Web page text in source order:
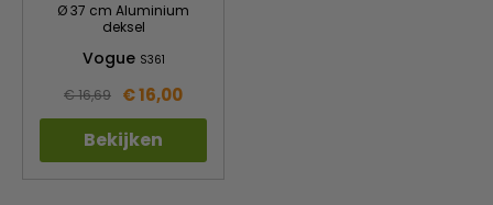
Ø 37 cm Aluminium
deksel
Vogue S361
€ 16,69 € 16,00
Bekijken